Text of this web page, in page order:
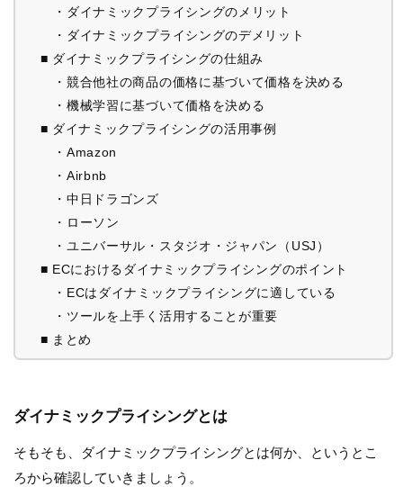
・ダイナミックプライシングのメリット
・ダイナミックプライシングのデメリット
■ ダイナミックプライシングの仕組み
・競合他社の商品の価格に基づいて価格を決める
・機械学習に基づいて価格を決める
■ ダイナミックプライシングの活用事例
・Amazon
・Airbnb
・中日ドラゴンズ
・ローソン
・ユニバーサル・スタジオ・ジャパン（USJ）
■ ECにおけるダイナミックプライシングのポイント
・ECはダイナミックプライシングに適している
・ツールを上手く活用することが重要
■ まとめ
ダイナミックプライシングとは
そもそも、ダイナミックプライシングとは何か、というとこ
ろから確認していきましょう。